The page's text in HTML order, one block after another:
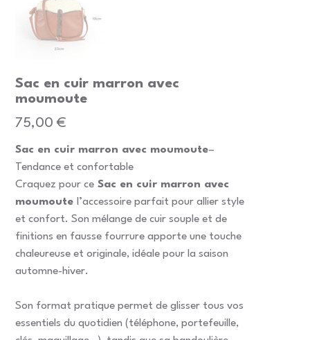
Sac en cuir marron avec
moumoute
Prix
75,00 €
Sac en cuir marron avec moumoute–
Tendance et confortable
Craquez pour ce Sac en cuir marron avec
moumoutel’accessoire parfait pour allier style
et confort. Son mélange de cuir souple et de
finitions en fausse fourrure apporte une touche
chaleureuse et originale, idéale pour la saison
automne-hiver.
Son format pratique permet de glisser tous vos
essentiels du quotidien (téléphone, portefeuille,